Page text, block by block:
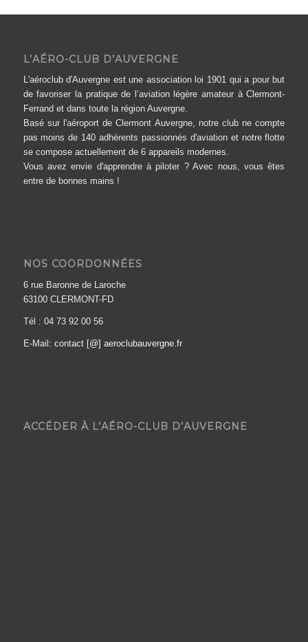
L’AÉRO-CLUB D’AUVERGNE
L'aéroclub d'Auvergne est une association loi 1901 qui a pour but
de favoriser la pratique de l’aviation légère amateur à Clermont-
Ferrand et dans toute la région Auvergne.
Basé sur l'aéroport de Clermont Auvergne, notre club ne compte
pas moins de 140 adhérents passionnés d'aviation et notre flotte
se compose actuellement de 6 appareils modernes.
Vous avez envie d'apprendre à piloter ? Avec nous, vous êtes
entre de bonnes mains !
NOS COORDONNÉES
6 rue Baronne de Laroche
63100 CLERMONT-FD
Tél : 04 73 92 00 56
E-Mail: contact [@] aeroclubauvergne.fr
ACCÉDER À L’AÉRO-CLUB D’AUVERGNE